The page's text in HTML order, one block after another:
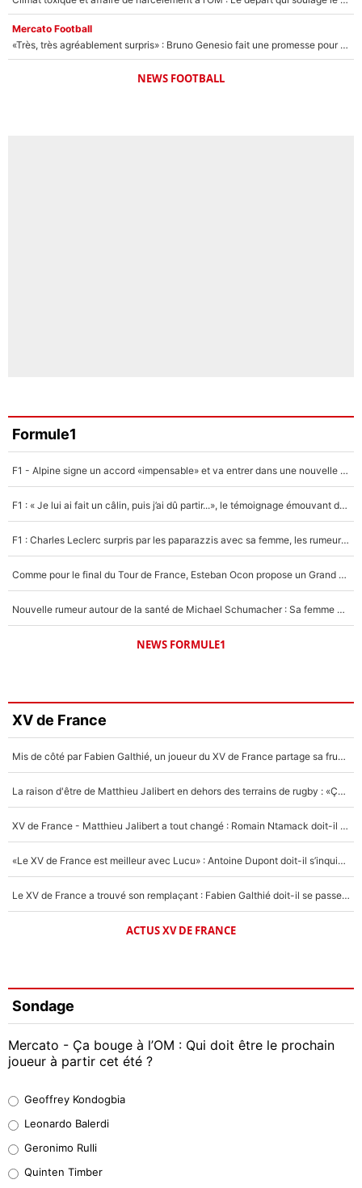
Mercato Football
«Très, très agréablement surpris» : Bruno Genesio fait une promesse pour la suite du mercato de l’OM et rassure les supporters
NEWS FOOTBALL
Formule1
F1 - Alpine signe un accord «impensable» et va entrer dans une nouvelle dimension : Grande nouvelle pour Pierre Gasly !
F1 : « Je lui ai fait un câlin, puis j’ai dû partir...», le témoignage émouvant de Max Verstappen sur sa fille
F1 : Charles Leclerc surpris par les paparazzis avec sa femme, les rumeurs étaient vraies !
Comme pour le final du Tour de France, Esteban Ocon propose un Grand Prix de Formule 1 à Paris : «Autour de l’Arc de Triomphe, ce serait génial» !
Nouvelle rumeur autour de la santé de Michael Schumacher : Sa femme Corinna sort du silence
NEWS FORMULE1
XV de France
Mis de côté par Fabien Galthié, un joueur du XV de France partage sa frustration : «ils ne me l’ont pas dit tout de suite»
La raison d'être de Matthieu Jalibert en dehors des terrains de rugby : «Ça m'atteint autant que si tu touches à un membre de ma famille»
XV de France - Matthieu Jalibert a tout changé : Romain Ntamack doit-il s’inquiéter pour sa place à un an de la Coupe du monde ?
«Le XV de France est meilleur avec Lucu» : Antoine Dupont doit-il s’inquiéter pour sa place ?
Le XV de France a trouvé son remplaçant : Fabien Galthié doit-il se passer d'Antoine Dupont ?
ACTUS XV DE FRANCE
Sondage
Mercato - Ça bouge à l’OM : Qui doit être le prochain
joueur à partir cet été ?
38%
32%
Geoffrey Kondogbia
Leonardo Balerdi
Geronimo Rulli
Quinten Timber